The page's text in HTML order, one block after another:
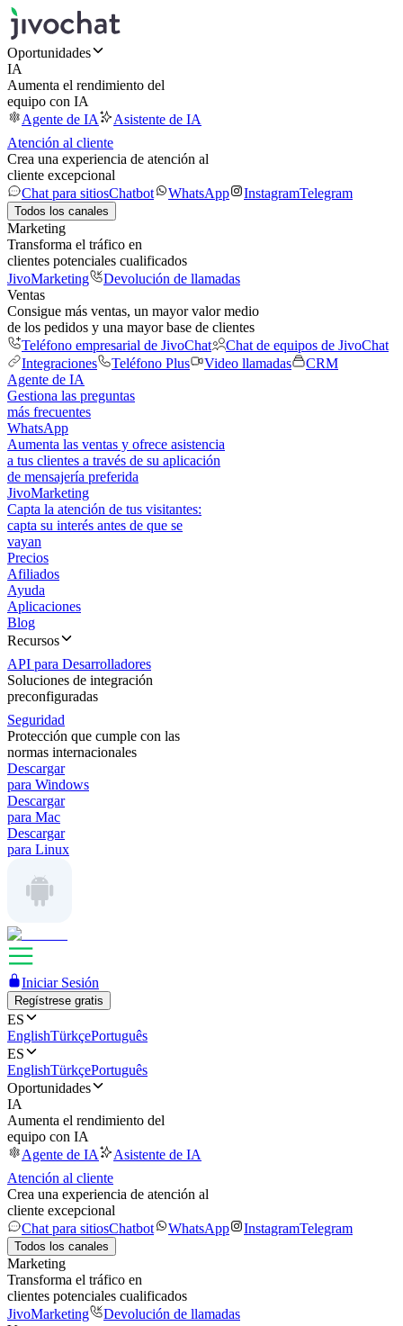
Oportunidades
IA
Aumenta el rendimiento del
equipo con IA
Agente de IA
Asistente de IA
Atención al cliente
Crea una experiencia de atención al
cliente excepcional
Chat para sitiosChatbot WhatsApp InstagramTelegram
Todos los canales
Marketing
Transforma el tráfico en
clientes potenciales cualificados
JivoMarketing
Devolución de llamadas
Ventas
Consigue más ventas, un mayor valor medio
de los pedidos y una mayor base de clientes
Teléfono empresarial de JivoChat
Chat de equipos de JivoChat
Integraciones
Teléfono Plus Video llamadas
CRM
Agente de IA
Gestiona las preguntas
más frecuentes
WhatsApp
Aumenta las ventas y ofrece asistencia
a tus clientes a través de su aplicación
de mensajería preferida
JivoMarketing
Capta la atención de tus visitantes:
capta su interés antes de que se
vayan
Precios
Afiliados
Ayuda
Aplicaciones
Blog
Recursos
API para Desarrolladores
Soluciones de integración
preconfiguradas
Seguridad
Protección que cumple con las
normas internacionales
Descargar
para Windows
Descargar
para Mac
Descargar
para Linux
Iniciar Sesión
Regístrese gratis
ES
EnglishTürkçePortuguês
ES
EnglishTürkçePortuguês
Oportunidades
IA
Aumenta el rendimiento del
equipo con IA
Agente de IA
Asistente de IA
Atención al cliente
Crea una experiencia de atención al
cliente excepcional
Chat para sitiosChatbot WhatsApp InstagramTelegram
Todos los canales
Marketing
Transforma el tráfico en
clientes potenciales cualificados
JivoMarketing
Devolución de llamadas